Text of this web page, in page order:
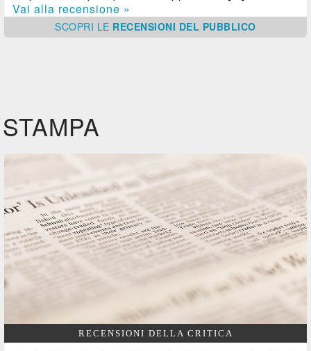
Vai alla recensione »
SCOPRI LE RECENSIONI DEL PUBBLICO
STAMPA
RECENSIONI DELLA CRITICA